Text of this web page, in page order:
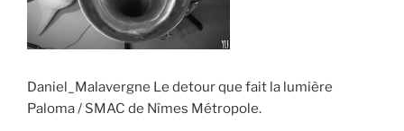
Daniel_Malavergne Le detour que fait la lumière
Paloma / SMAC de Nîmes Métropole.